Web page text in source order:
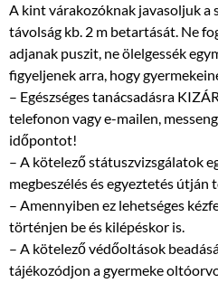
A kint várakozóknak javasoljuk a
távolság kb. 2 m betartását. Ne
adjanak puszit, ne ölelgessék
figyeljenek arra, hogy
– Egészséges tanácsadásra
telefonon vagy e-mailen,
időpontot!
– A kötelező státuszvizsgálatok
megbeszélés és egyeztetés útján
– Amennyiben ez lehetséges
történjen be és kilépéskor is.
– A kötelező védőoltások
tájékozódjon a gyermeke